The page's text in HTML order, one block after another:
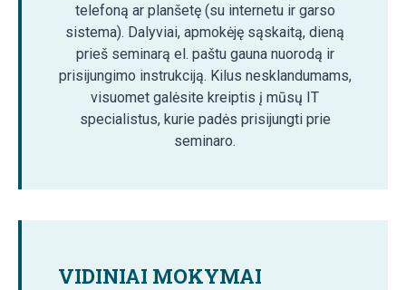
telefoną ar planšetę (su internetu ir garso
sistema). Dalyviai, apmokėję sąskaitą, dieną
prieš seminarą el. paštu gauna nuorodą ir
prisijungimo instrukciją. Kilus nesklandumams,
visuomet galėsite kreiptis į mūsų IT
specialistus, kurie padės prisijungti prie
seminaro.
VIDINIAI MOKYMAI